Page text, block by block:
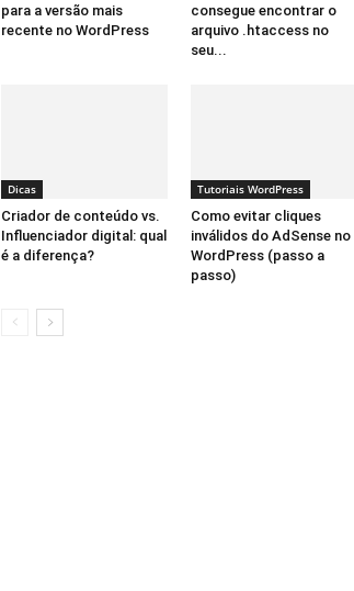
para a versão mais
recente no WordPress
consegue encontrar o
arquivo .htaccess no
seu...
Dicas
Criador de conteúdo vs.
Influenciador digital: qual
é a diferença?
Tutoriais WordPress
Como evitar cliques
inválidos do AdSense no
WordPress (passo a
passo)